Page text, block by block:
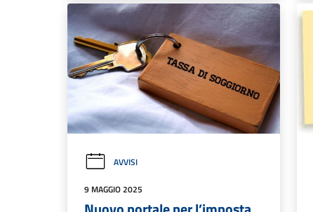
AVVISI
9 MAGGIO 2025